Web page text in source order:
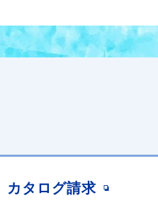
カタログ請求